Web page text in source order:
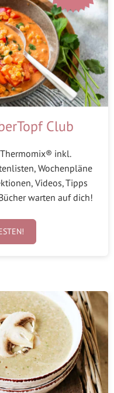
Club
inkl.
Wochenpläne
Videos, Tipps
warten auf dich!